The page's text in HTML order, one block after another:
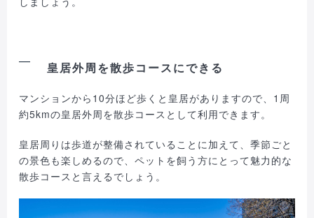
皇居外周を散歩コースにできる
マンションから10分ほど歩くと皇居がありますので、1周
約5kmの皇居外周を散歩コースとして利用できます。
皇居周りは歩道が整備されていることに加えて、季節ごと
の景色も楽しめるので、ペットを飼う方にとって魅力的な
散歩コースと言えるでしょう。